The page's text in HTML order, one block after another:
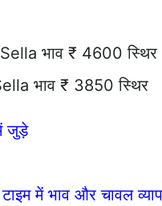
भाव ₹ 4600 स्थिर
भाव ₹ 3850 स्थिर
जुड़े
में भाव और चावल